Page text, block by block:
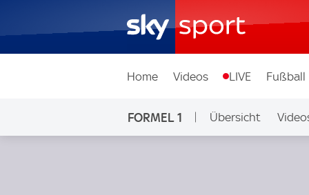
Home Videos LIVE Fußball
FORMEL 1 Übersicht